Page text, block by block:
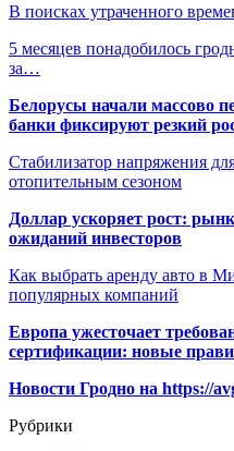
В поисках утраченного
5 месяцев понадобилось
за…
Белорусы начали массово
банки фиксируют резкий
Стабилизатор напряжения
отопительным сезоном
Доллар ускоряет рост:
ожиданий инвесторов
Как выбрать аренду авто в
популярных компаний
Европа ужесточает
сертификации: новые
Новости Гродно на https://
Рубрики